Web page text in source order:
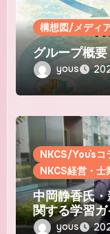
構想図/メディ
グループ概要
yous
NKCS/You`sコ
NKCS経営・士
中岡静香氏
関する学習
yous